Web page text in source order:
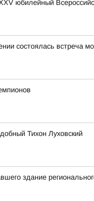
юбилейный
состоялась встреча
Тихон Луховский
здание